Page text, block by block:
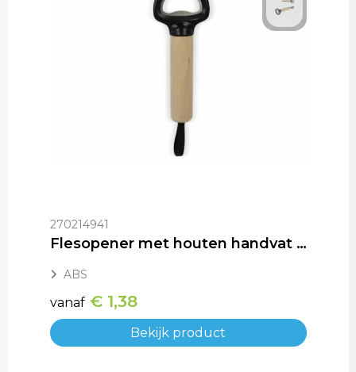
270214941
Flesopener met houten handvat en riem
ABS
vanaf € 1,38
Bekijk product